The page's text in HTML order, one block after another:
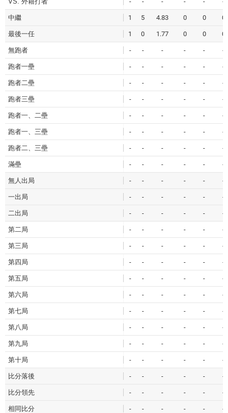
中繼 1 5 4.83 0 0 0
最後一任 1 0 1.77 0 0 0
無跑者 - - - - - -
跑者一壘 - - - - - -
跑者二壘 - - - - - -
跑者三壘 - - - - - -
跑者一、二壘 - - - - - -
跑者一、三壘 - - - - - -
跑者二、三壘 - - - - - -
滿壘 - - - - - -
無人出局 - - - - - -
一出局 - - - - - -
二出局 - - - - - -
第二局 - - - - - -
第三局 - - - - - -
第四局 - - - - - -
第五局 - - - - - -
第六局 - - - - - -
第七局 - - - - - -
第八局 - - - - - -
第九局 - - - - - -
第十局 - - - - - -
比分落後 - - - - - -
比分領先 - - - - - -
相同比分 - - - - - -